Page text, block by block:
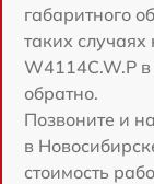
габаритного
таких
W4114C.W.P в
обратно.
Позвоните и
в
стоимость